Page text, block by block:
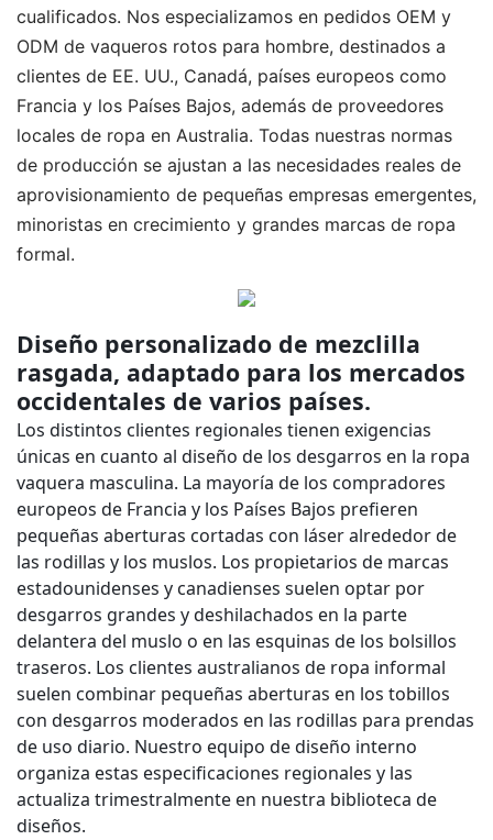
cualificados. Nos especializamos en pedidos OEM y
ODM de vaqueros rotos para hombre, destinados a
clientes de EE. UU., Canadá, países europeos como
Francia y los Países Bajos, además de proveedores
locales de ropa en Australia. Todas nuestras normas
de producción se ajustan a las necesidades reales de
aprovisionamiento de pequeñas empresas emergentes,
minoristas en crecimiento y grandes marcas de ropa
formal.
Diseño personalizado de mezclilla
rasgada, adaptado para los mercados
occidentales de varios países.
Los distintos clientes regionales tienen exigencias
únicas en cuanto al diseño de los desgarros en la ropa
vaquera masculina. La mayoría de los compradores
europeos de Francia y los Países Bajos prefieren
pequeñas aberturas cortadas con láser alrededor de
las rodillas y los muslos. Los propietarios de marcas
estadounidenses y canadienses suelen optar por
desgarros grandes y deshilachados en la parte
delantera del muslo o en las esquinas de los bolsillos
traseros. Los clientes australianos de ropa informal
suelen combinar pequeñas aberturas en los tobillos
con desgarros moderados en las rodillas para prendas
de uso diario. Nuestro equipo de diseño interno
organiza estas especificaciones regionales y las
actualiza trimestralmente en nuestra biblioteca de
diseños.